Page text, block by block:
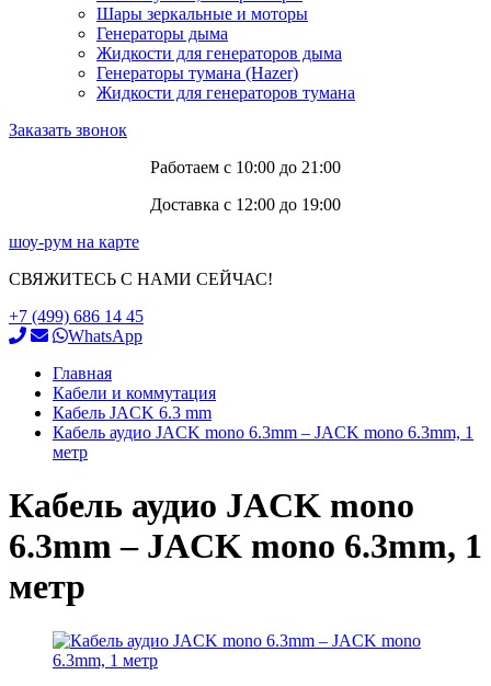
Шары зеркальные и моторы
Генераторы дыма
Жидкости для генераторов дыма
Генераторы тумана (Hazer)
Жидкости для генераторов тумана
Заказать звонок
Работаем с 10:00 до 21:00
Доставка с 12:00 до 19:00
шоу-рум на карте
СВЯЖИТЕСЬ С НАМИ СЕЙЧАС!
+7 (499) 686 14 45
WhatsApp
Главная
Кабели и коммутация
Кабель JACK 6.3 mm
Кабель аудио JACK mono 6.3mm – JACK mono 6.3mm, 1
метр
Кабель аудио JACK mono
6.3mm – JACK mono 6.3mm, 1
метр